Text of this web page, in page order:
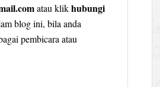
atau klikhubungi
blog ini, bila anda
pembicara atau